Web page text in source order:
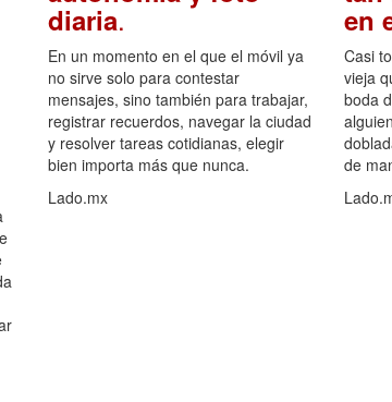
diaria.
En un momento en el que el móvil ya
no sirve solo para contestar
mensajes, sino también para trabajar,
registrar recuerdos, navegar la ciudad
y resolver tareas cotidianas, elegir
bien importa más que nunca.
Lado.mx
en
Casi
vieja
boda
de